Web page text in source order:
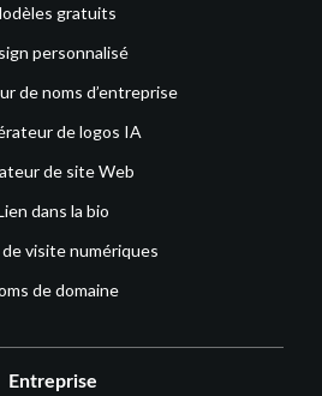
gratuits
personnalisé
de noms d’entreprise
de logos IA
de site Web
dans la bio
visite numériques
de domaine
Entreprise